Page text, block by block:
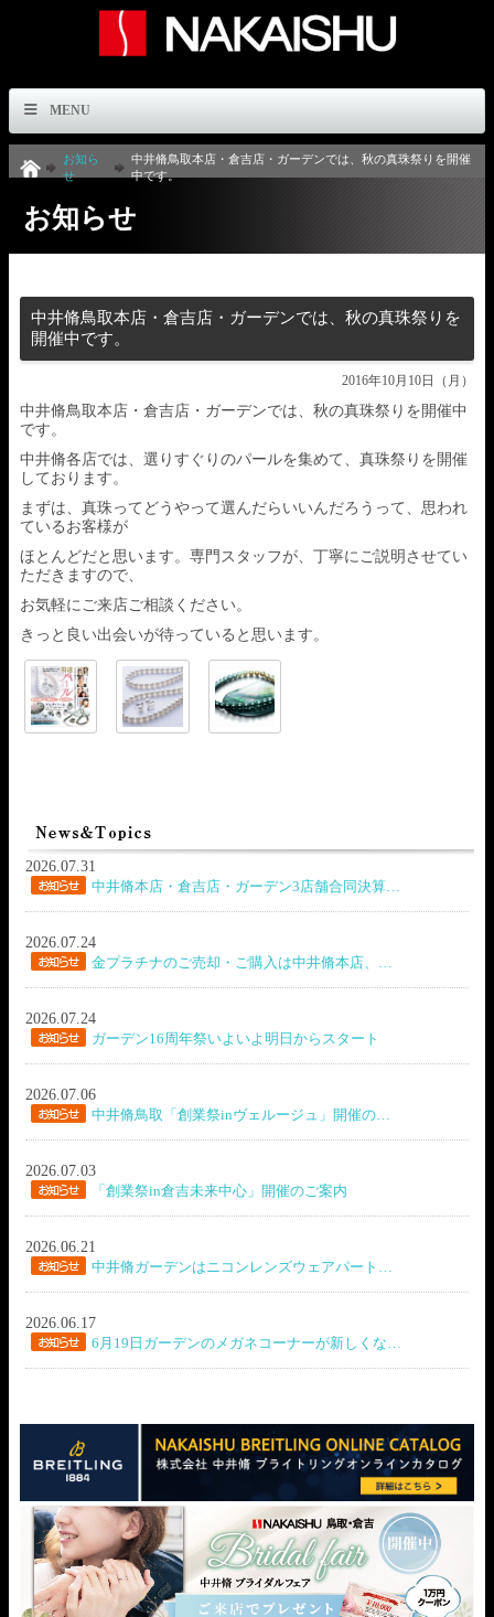
MENU
お知ら
せ
中井脩鳥取本店・倉吉店・ガーデンでは、秋の真珠祭りを開催
中です。
お知らせ
中井脩鳥取本店・倉吉店・ガーデンでは、秋の真珠祭りを
開催中です。
2016年10月10日（月）
中井脩鳥取本店・倉吉店・ガーデンでは、秋の真珠祭りを開催中
です。
中井脩各店では、選りすぐりのパールを集めて、真珠祭りを開催
しております。
まずは、真珠ってどうやって選んだらいいんだろうって、思われ
ているお客様が
ほとんどだと思います。専門スタッフが、丁寧にご説明させてい
ただきますので、
お気軽にご来店ご相談ください。
きっと良い出会いが待っていると思います。
2026.07.31
中井脩本店・倉吉店・ガーデン3店舗合同決算…
2026.07.24
金プラチナのご売却・ご購入は中井脩本店、…
2026.07.24
ガーデン16周年祭いよいよ明日からスタート
2026.07.06
中井脩鳥取「創業祭inヴェルージュ」開催の…
2026.07.03
「創業祭in倉吉未来中心」開催のご案内
2026.06.21
中井脩ガーデンはニコンレンズウェアパート…
2026.06.17
6月19日ガーデンのメガネコーナーが新しくな…